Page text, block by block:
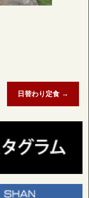
日替わり定食 →